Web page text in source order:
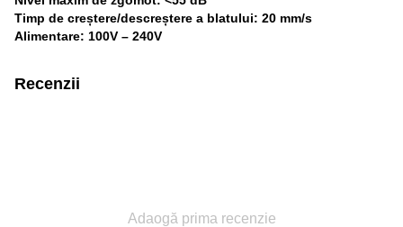
Timp de creștere/descreștere a blatului: 20 mm/s
Alimentare: 100V – 240V
Recenzii
Adaogă prima recenzie